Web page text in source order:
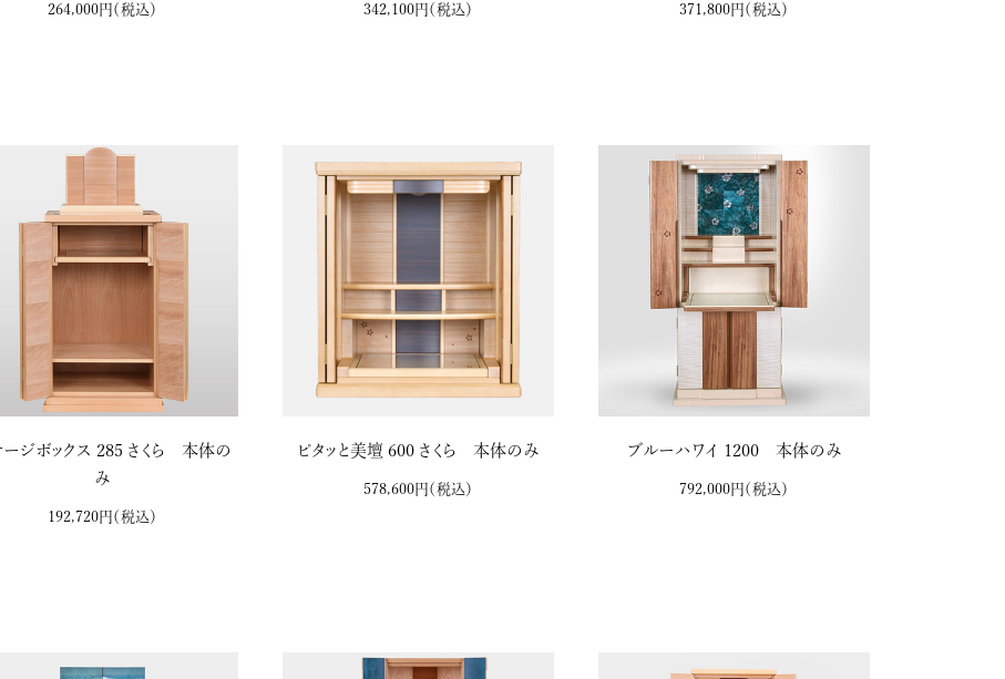
264,000円（税込） 342,100円（税込） 371,800円（税込）
ージボックス 285 さくら 本体の
み
192,720円（税込）
ピタッと美壇 600 さくら 本体のみ
578,600円（税込）
ブルーハワイ 1200 本体のみ
792,000円（税込）